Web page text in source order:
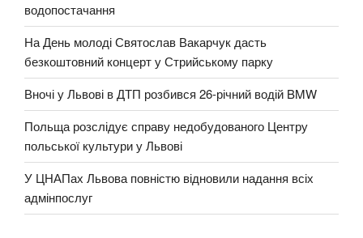
водопостачання
На День молоді Святослав Вакарчук дасть
безкоштовний концерт у Стрийському парку
Вночі у Львові в ДТП розбився 26-річний водій BMW
Польща розслідує справу недобудованого Центру
польської культури у Львові
У ЦНАПах Львова повністю відновили надання всіх
адмінпослуг